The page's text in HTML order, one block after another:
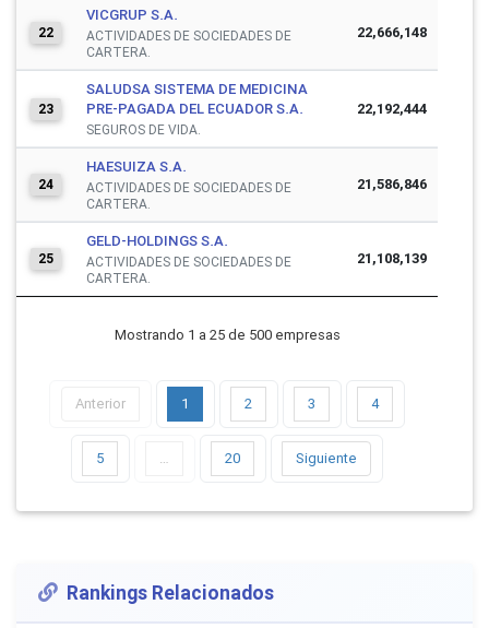
22
VICGRUP S.A.
ACTIVIDADES DE SOCIEDADES DE
CARTERA.
22,666,148
23
SALUDSA SISTEMA DE MEDICINA
PRE-PAGADA DEL ECUADOR S.A.
SEGUROS DE VIDA.
22,192,444
24
HAESUIZA S.A.
ACTIVIDADES DE SOCIEDADES DE
CARTERA.
21,586,846
25
GELD-HOLDINGS S.A.
ACTIVIDADES DE SOCIEDADES DE
CARTERA.
21,108,139
Mostrando 1 a 25 de 500 empresas
Anterior 1 2 3 4
5 … 20 Siguiente
Rankings Relacionados